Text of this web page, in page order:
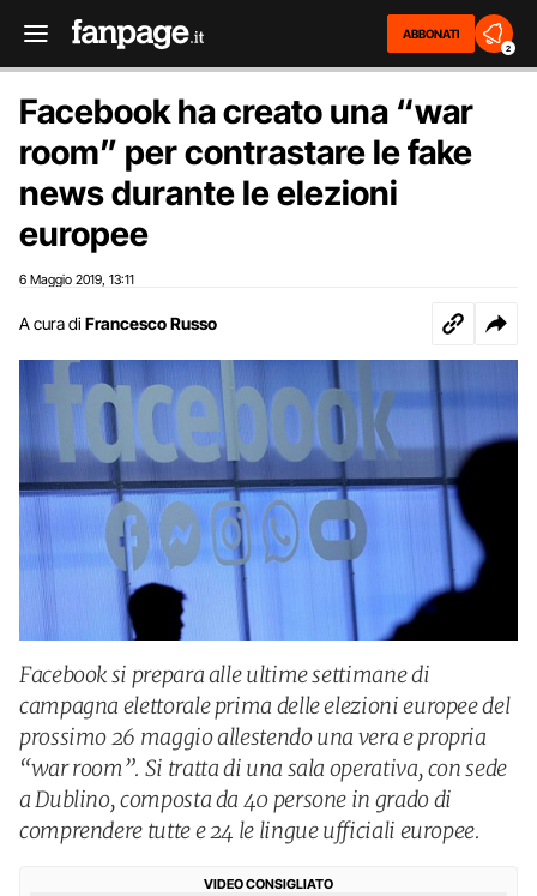
ABBONATI
2
Facebook ha creato una “war
room” per contrastare le fake
news durante le elezioni
europee
6 Maggio 2019 13:11
A cura di Francesco Russo
Facebook si prepara alle ultime settimane di
campagna elettorale prima delle elezioni europee del
prossimo 26 maggio allestendo una vera e propria
“war room”. Si tratta di una sala operativa, con sede
a Dublino, composta da 40 persone in grado di
comprendere tutte e 24 le lingue ufficiali europee.
VIDEO CONSIGLIATO